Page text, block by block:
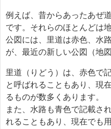
例えば、昔からあったあぜ
です。それらのほとんどは
公図には、里道は赤色、水
が、最近の新しい公図（地
里道（りどう）は、赤色で
と呼ばれることもあり、現
るものが数多くあります。
また、水路も青色で記載さ
れることもあり、現在でも